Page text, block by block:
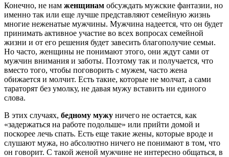
Конечно, не нам женщинам обсуждать мужские фантазии, но
именно так или еще лучше представляют семейную жизнь
многие неженатые мужчины. Мужчина надеется, что он будет
принимать активное участие во всех вопросах семейной
жизни и от его решения будет завесить благополучие семьи.
Но часто, женщины не понимают этого, они ждут сами от
мужчин внимания и заботы. Поэтому так и получается, что
вместо того, чтобы поговорить с мужем, часто жена
обижается и молчит. Есть такие, которые не молчат, а сами
тараторят без умолку, не давая мужу вставить ни единого
слова.
В этих случаях, бедному мужу ничего не остается, как
«задержаться на работе подольше» или прийти домой и
поскорее лечь спать. Есть еще такие жены, которые вроде и
слушают мужа, но абсолютно ничего не понимают в том, что
он говорит. С такой женой мужчине не интересно общаться, в